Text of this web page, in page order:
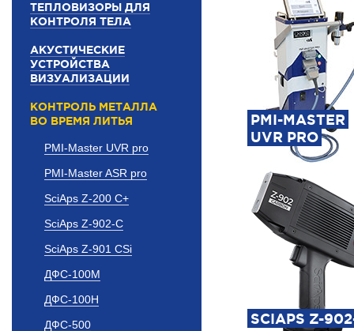
ТЕПЛОВИЗОРЫ ДЛЯ
КОНТРОЛЯ ТЕЛА
АКУСТИЧЕСКИЕ
УСТРОЙСТВА
ВИЗУАЛИЗАЦИИ
КОНТРОЛЬ МЕТАЛЛА
ВО ВРЕМЯ ЛИТЬЯ
PMI-Master UVR pro
PMI-Master ASR pro
SciAps Z-200 C+
SciAps Z-902-C
SciAps Z-901 CSi
ДФС-100М
ДФС-100Н
ДФС-500
PMI-MASTER
UVR PRO
SCIAPS Z-